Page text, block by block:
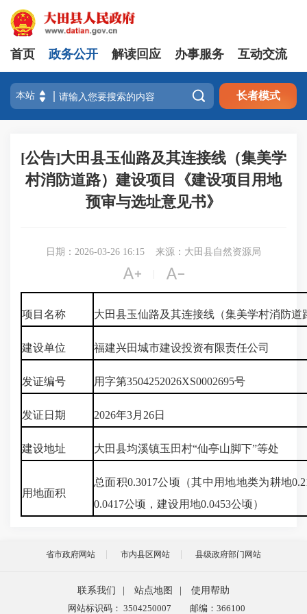
首页 政务公开 解读回应 办事服务 互动交流
 长者模式
[公告]大田县玉仙路及其连接线（集美学
村消防道路）建设项目《建设项目用地
预审与选址意见书》
日期：2026-03-26 16:15 来源：大田县自然资源局
 
项目名称 大田县玉仙路及其连接线（集美学村消防道
建设单位 福建兴田城市建设投资有限责任公司
发证编号 用字第3504252026XS0002695号
发证日期 2026年3月26日
建设地址 大田县均溪镇玉田村“仙亭山脚下”等处
用地面积
总面积0.3017公顷（其中用地地类为耕地
0.0417公顷，建设用地0.0453公顷）
省市政府网站 市内县区网站 县级政府部门网站
联系我们 站点地图
使用帮助
网站标识码： 3504250007
邮编：366100